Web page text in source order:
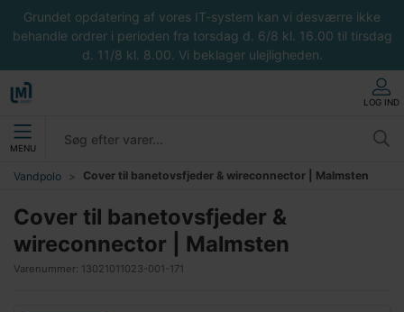
Grundet opdatering af vores IT-system kan vi desværre ikke
behandle ordrer i perioden fra torsdag d. 6/8 kl. 16.00 til tirsdag
d. 11/8 kl. 8.00. Vi beklager ulejligheden.
LOG IND
MENU
Vandpolo Cover til banetovsfjeder & wireconnector | Malmsten
Cover til banetovsfjeder &
wireconnector | Malmsten
Varenummer: 13021011023-001-171